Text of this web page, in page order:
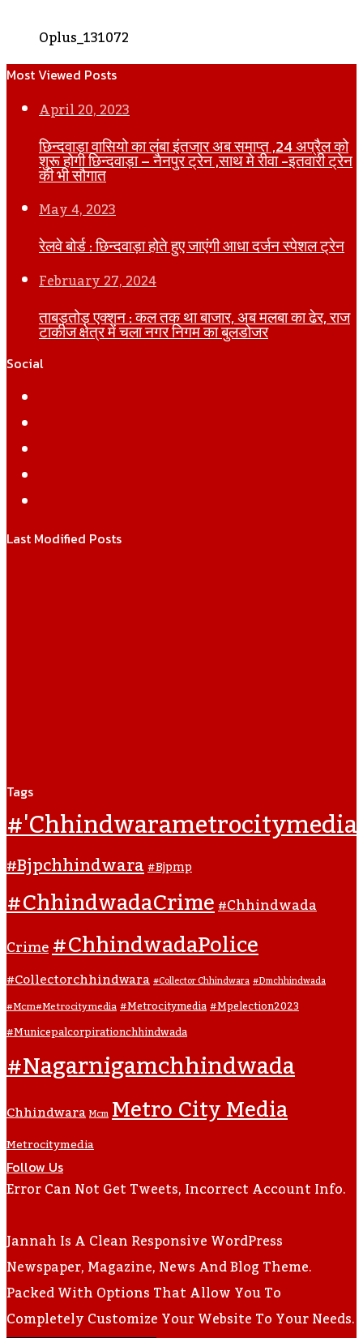
Oplus_131072
Most Viewed Posts
April 20, 2023
छिन्दवाड़ा वासियो का लंबा इंतजार अब समाप्त ,24 अप्रैल को
शुरू होगी छिन्दवाड़ा – नैनपुर ट्रेन ,साथ मे रीवा -इतवारी ट्रेन
की भी सौगात
May 4, 2023
रेलवे बोर्ड : छिन्दवाड़ा होते हुए जाएंगी आधा दर्जन स्पेशल ट्रेन
February 27, 2024
ताबड़तोड़ एक्शन : कल तक था बाजार, अब मलबा का ढेर, राज
टाकीज क्षेत्र में चला नगर निगम का बुलडोजर
Social
Last Modified Posts
Tags
#'chhindwarametrocitymedia
#bjpchhindwara#bjpmp
#ChhindwadaCrime#Chhindwada
Crime#ChhindwadaPolice
#collectorchhindwara#collector Chhindwara#dmchhindwada
#mcm#metrocitymedia#metrocitymedia#mpelection2023
#municepalcorpirationchhindwada
#nagarnigamchhindwada
ChhindwaraMcmMetro City Media
Metrocitymedia
Follow Us
Error Can Not Get Tweets, Incorrect Account Info.
Jannah Is A Clean Responsive WordPress
Newspaper, Magazine, News And Blog Theme.
Packed With Options That Allow You To
Completely Customize Your Website To Your Needs.